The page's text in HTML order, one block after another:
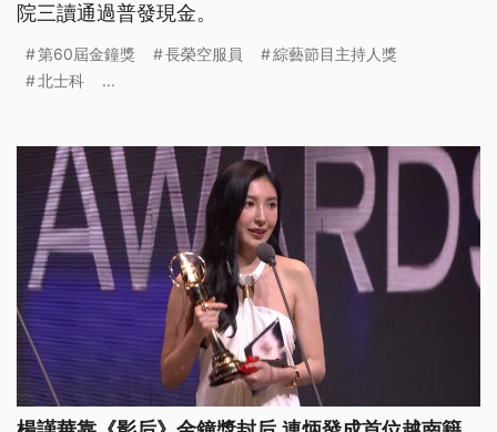
院三讀通過普發現金。
第60屆金鐘獎 長榮空服員
綜藝節目主持人獎
北士科
...